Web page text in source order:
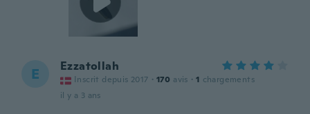
E Ezzatollah
Inscrit depuis 2017 · 170 avis · 1 chargements
il y a 3 ans